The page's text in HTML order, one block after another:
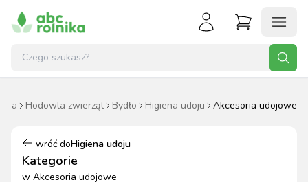
Hodowla zwierząt Bydło Higiena udoju Akcesoria udojowe
wróć doHigiena udoju
Kategorie
w Akcesoria udojowe